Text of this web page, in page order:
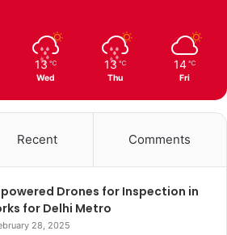
13 ℃
Wed
13 ℃
Thu
14 ℃
Fri
Recent Comments
Drones for Inspection in
for Delhi Metro
28, 2025